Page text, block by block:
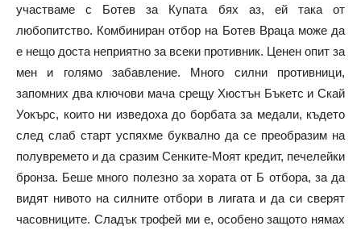
участваме с Ботев за Купата бях аз, ей така от
любопитство. Комбиниран отбор на Ботев Враца може да
е нещо доста неприятно за всеки противник. Ценен опит за
мен и голямо забавление. Много силни противници,
запомних два ключови мача срещу Хюстън Бъкетс и Скай
Уокърс, които ни изведоха до борбата за медали, където
след слаб старт успяхме буквално да се преобразим на
полувремето и да сразим Сенките-Моят кредит, печелейки
бронза. Беше много полезно за хората от Б отбора, за да
видят нивото на силните отбори в лигата и да си сверят
часовниците. Сладък трофей ми е, особено защото нямах